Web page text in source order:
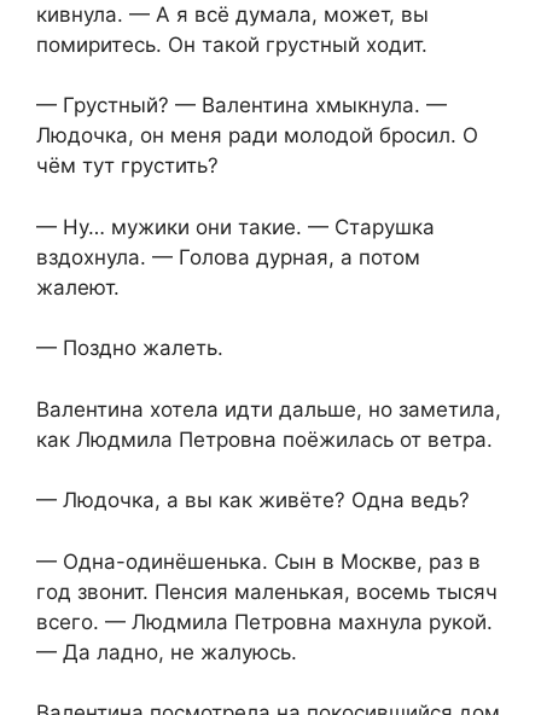
кивнула. — А я всё думала, может, вы
помиритесь. Он такой грустный ходит.
— Грустный? — Валентина хмыкнула. —
Людочка, он меня ради молодой бросил. О
чём тут грустить?
— Ну… мужики они такие. — Старушка
вздохнула. — Голова дурная, а потом
жалеют.
— Поздно жалеть.
Валентина хотела идти дальше, но заметила,
как Людмила Петровна поёжилась от ветра.
— Людочка, а вы как живёте? Одна ведь?
— Одна-одинёшенька. Сын в Москве, раз в
год звонит. Пенсия маленькая, восемь тысяч
всего. — Людмила Петровна махнула рукой.
— Да ладно, не жалуюсь.